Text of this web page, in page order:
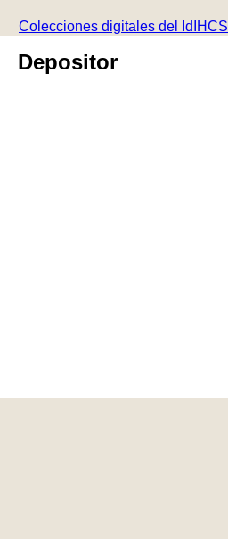
Colecciones digitales del IdIHCS
Depositor